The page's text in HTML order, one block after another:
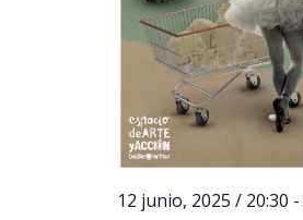
12 junio, 2025 / 20:30 -